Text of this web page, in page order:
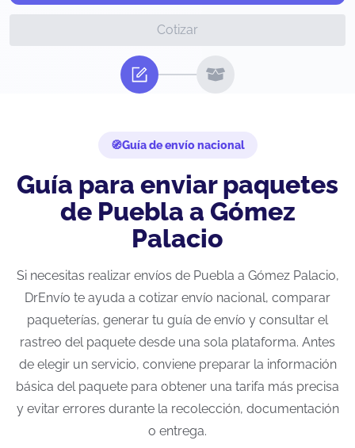
Cotizar
Guía de envío nacional
Guía para enviar paquetes
de Puebla a Gómez
Palacio
Si necesitas realizar envíos de Puebla a Gómez Palacio,
DrEnvío te ayuda a cotizar envío nacional, comparar
paqueterías, generar tu guía de envío y consultar el
rastreo del paquete desde una sola plataforma. Antes
de elegir un servicio, conviene preparar la información
básica del paquete para obtener una tarifa más precisa
y evitar errores durante la recolección, documentación
o entrega.